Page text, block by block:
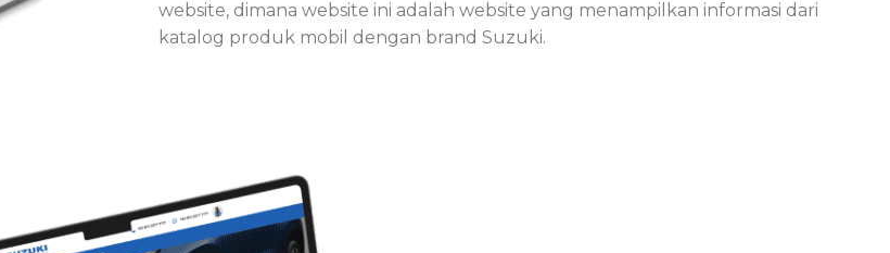
website, dimana website ini adalah website yang menampilkan informasi dari
katalog produk mobil dengan brand Suzuki.